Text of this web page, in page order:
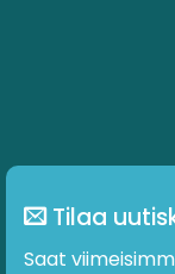
Tilaa
Saat